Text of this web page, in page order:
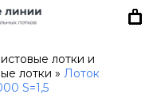
лотки и
лотки » Лоток
S=1,5